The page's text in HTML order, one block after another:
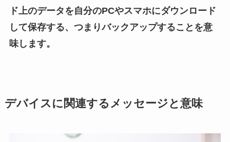
ド上のデータを自分のPCやスマホにダウンロード
して保存する、つまりバックアップすることを意
味します。
デバイスに関連するメッセージと意味